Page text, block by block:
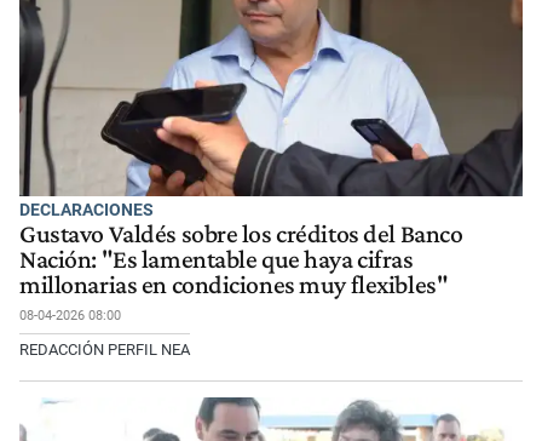
DECLARACIONES
Gustavo Valdés sobre los créditos del Banco
Nación: "Es lamentable que haya cifras
millonarias en condiciones muy flexibles"
08-04-2026 08:00
REDACCIÓN PERFIL NEA